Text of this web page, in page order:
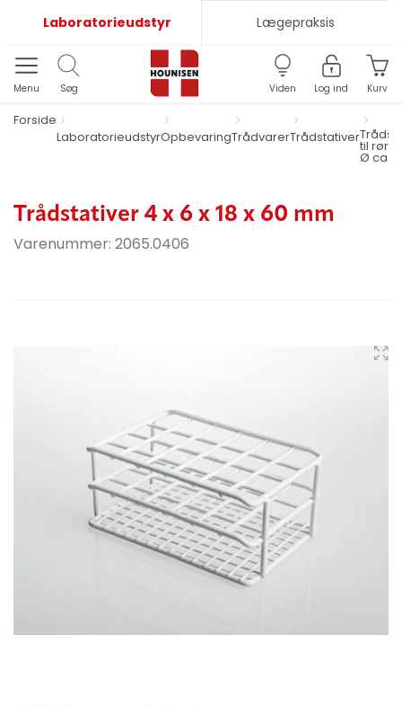
Laboratorieudstyr Lægepraksis
Menu Søg Viden Log ind Kurv
Forside
LaboratorieudstyrOpbevaringTrådvarerTrådstativer
til rør
Ø ca.
Trådstativer 4 x 6 x 18 x 60 mm
Varenummer: 2065.0406